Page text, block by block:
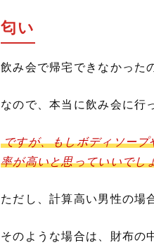
匂い
飲み会で帰宅できなかった
なので、本当に飲み会に行
ですが、もしボディソー
率が高いと思っていいでし
ただし、計算高い男性の場
そのような場合は、財布の